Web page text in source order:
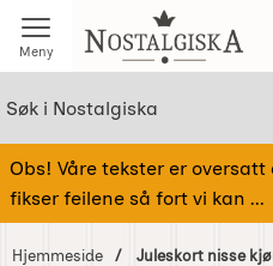
Meny Startsiden
Obs! Våre tekster er
fikser feilene så fort vi kan ...
Hjemmeside Juleskort nisse